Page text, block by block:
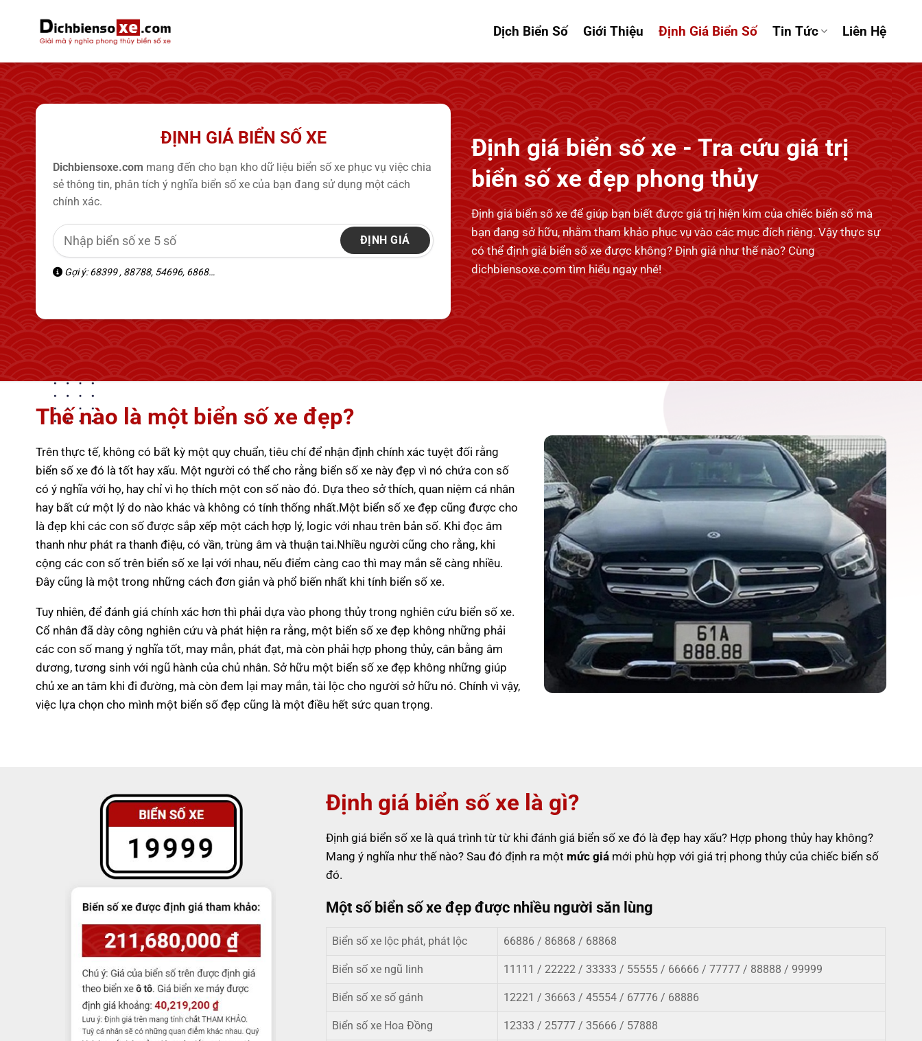
dung
Dịch Biển Số Giới Thiệu Định Giá Biển Số Tin Tức Liên Hệ
ĐỊNH GIÁ BIỂN SỐ XE
Dichbiensoxe.com mang đến cho bạn kho dữ liệu biển số xe phục vụ việc chia
sẻ thông tin, phân tích ý nghĩa biển số xe của bạn đang sử dụng một cách
chính xác.
ĐỊNH GIÁ
Gợi ý: 68399 , 88788, 54696, 6868…
Định giá biển số xe - Tra cứu giá trị
biển số xe đẹp phong thủy
Định giá biển số xe để giúp bạn biết được giá trị hiện kim của chiếc biển số mà
bạn đang sở hữu, nhằm tham khảo phục vụ vào các mục đích riêng. Vậy thực sự
có thể định giá biển số xe được không? Định giá như thế nào? Cùng
dichbiensoxe.com tìm hiểu ngay nhé!
Thế nào là một biển số xe đẹp?
Trên thực tế, không có bất kỳ một quy chuẩn, tiêu chí để nhận định chính xác tuyệt đối rằng
biển số xe đó là tốt hay xấu. Một người có thể cho rằng biển số xe này đẹp vì nó chứa con số
có ý nghĩa với họ, hay chỉ vì họ thích một con số nào đó. Dựa theo sở thích, quan niệm cá nhân
hay bất cứ một lý do nào khác và không có tính thống nhất.Một biển số xe đẹp cũng được cho
là đẹp khi các con số được sắp xếp một cách hợp lý, logic với nhau trên bản số. Khi đọc âm
thanh như phát ra thanh điệu, có vần, trùng âm và thuận tai.Nhiều người cũng cho rằng, khi
cộng các con số trên biển số xe lại với nhau, nếu điểm càng cao thì may mắn sẽ càng nhiều.
Đây cũng là một trong những cách đơn giản và phổ biến nhất khi tính biển số xe.
Tuy nhiên, để đánh giá chính xác hơn thì phải dựa vào phong thủy trong nghiên cứu biển số xe.
Cổ nhân đã dày công nghiên cứu và phát hiện ra rằng, một biển số xe đẹp không những phải
các con số mang ý nghĩa tốt, may mắn, phát đạt, mà còn phải hợp phong thủy, cân bằng âm
dương, tương sinh với ngũ hành của chủ nhân. Sở hữu một biển số xe đẹp không những giúp
chủ xe an tâm khi đi đường, mà còn đem lại may mắn, tài lộc cho người sở hữu nó. Chính vì vậy,
việc lựa chọn cho mình một biển số đẹp cũng là một điều hết sức quan trọng.
Định giá biển số xe là gì?
Định giá biển số xe là quá trình từ từ khi đánh giá biển số xe đó là đẹp hay xấu? Hợp phong thủy hay không?
Mang ý nghĩa như thế nào? Sau đó định ra một mức giá mới phù hợp với giá trị phong thủy của chiếc biển số
đó.
Một số biển số xe đẹp được nhiều người săn lùng
Biển số xe lộc phát, phát lộc 66886 / 86868 / 68868
Biển số xe ngũ linh 11111 / 22222 / 33333 / 55555 / 66666 / 77777 / 88888 / 99999
Biển số xe số gánh 12221 / 36663 / 45554 / 67776 / 68886
Biển số xe Hoa Đồng 12333 / 25777 / 35666 / 57888